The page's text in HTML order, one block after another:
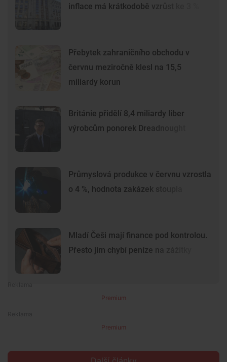
inflace má krátkodobě vzrůst ke 3 %
Přebytek zahraničního obchodu v
červnu meziročně klesl na 15,5
miliardy korun
Británie přidělí 8,4 miliardy liber
výrobcům ponorek Dreadnought
Průmyslová produkce v červnu vzrostla
o 4 %, hodnota zakázek stoupla
Mladí Češi mají finance pod kontrolou.
Přesto jim chybí peníze na zážitky
Premium
Premium